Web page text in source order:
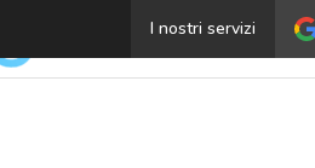
I nostri servizi
Attacchi omografici, una